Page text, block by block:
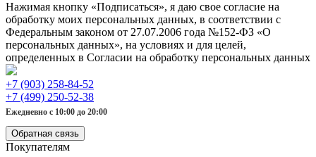
Нажимая кнопку «Подписаться», я даю свое согласие на
обработку моих персональных данных, в соответствии с
Федеральным законом от 27.07.2006 года №152-ФЗ «О
персональных данных», на условиях и для целей,
определенных в Согласии на обработку персональных данных
+7 (903) 258-84-52
+7 (499) 250-52-38
Ежедневно с 10:00 до 20:00
Обратная связь
Покупателям